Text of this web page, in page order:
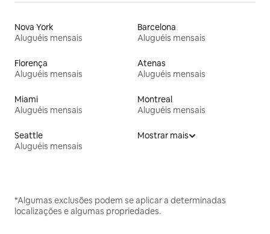
Nova York
Aluguéis mensais
Barcelona
Aluguéis mensais
Florença
Aluguéis mensais
Atenas
Aluguéis mensais
Miami
Aluguéis mensais
Montreal
Aluguéis mensais
Seattle
Aluguéis mensais
Mostrar mais
*Algumas exclusões podem se aplicar a determinadas
localizações e algumas propriedades.